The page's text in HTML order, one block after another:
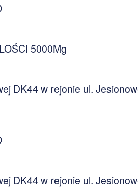
5000Mg
DK44 w rejonie ul.
DK44 w rejonie ul.